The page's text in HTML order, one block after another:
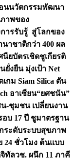
อนนวัตกรรมพัฒนา
ภาพของ
ารรับรู้ สู่โลกของ
าชาติกว่า 400 ผล
ยบัตรเชิดชูเกียรติ
งยืน มุ่งเป้า Net
กม Siam Silica ดัน
อาเซียน“ยศชนัน”
น-ชุมชน เปลี่ยนงาน
บ 17 ปี ชูมาตรฐาน
ระดับระบบสุขภาพ
24 ชั่วโมง ต้นแบบ
ทัลวช. ผนึก 11 ภาคี